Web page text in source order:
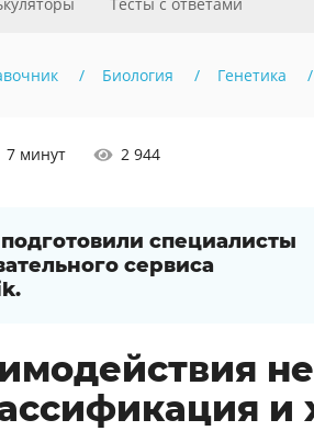
Биология Генетика
7 минут 2 944
специалисты
сервиса
и